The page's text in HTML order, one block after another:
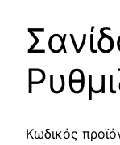
Κωδικός